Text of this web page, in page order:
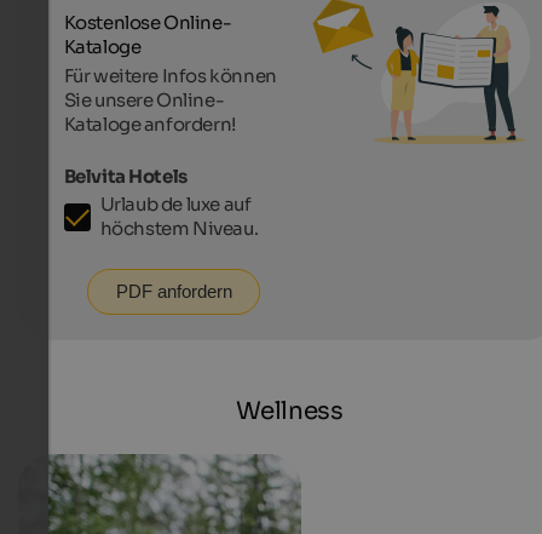
Kostenlose Online-
Kataloge
Für weitere Infos können
Sie unsere Online-
Kataloge anfordern!
Belvita Hotels
Urlaub de luxe auf
höchstem Niveau.
PDF anfordern
Wellness